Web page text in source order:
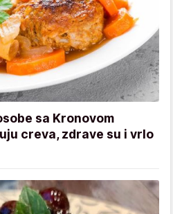
sa Kronovom
creva, zdrave su i vrlo